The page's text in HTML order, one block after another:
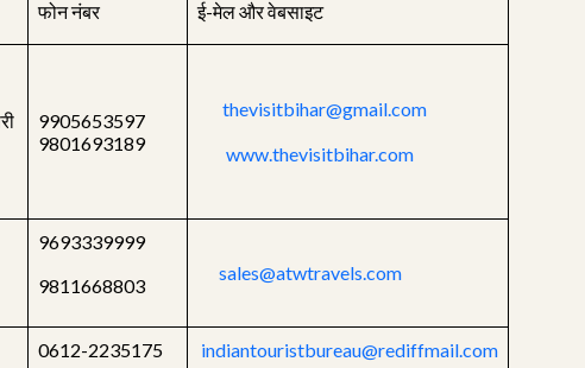
फोन नंबर ई-मेल और वेबसाइट
9905653597
9801693189
thevisitbihar@gmail.com
www.thevisitbihar.com
9693339999
9811668803
sales@atwtravels.com
0612-2235175
indiantouristbureau@rediffmail.com